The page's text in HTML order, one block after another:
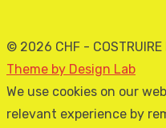
© 2026 CHF - COSTRUIRE
Theme by Design Lab
We use cookies on our
relevant experience by